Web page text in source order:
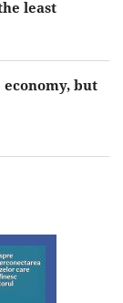
least
economy, but